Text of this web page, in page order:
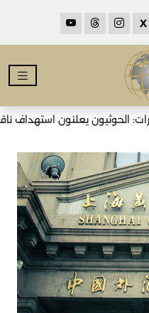
X
الحوثيون يعلنون استهداف